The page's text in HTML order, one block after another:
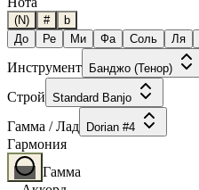
(N) #
b
До
Ре Ми Фа Соль Ля
Инструмент Банджо (Тенор)
Строй Standard Banjo
Гамма / Лад Dorian #4
Гармония
Гамма